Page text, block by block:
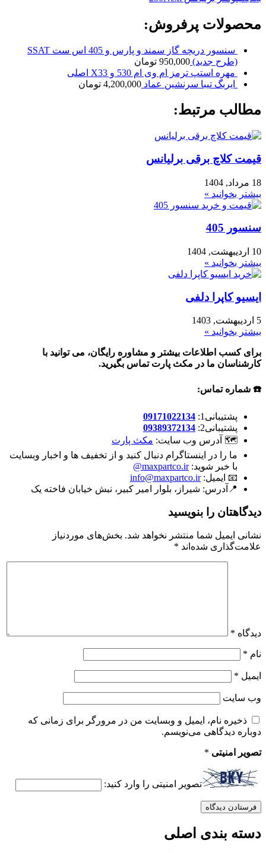
محصولات پرفروش:
سنسور دریچه گاز سمند و پارس و 405 اس ست SSAT
(طرح جدید) 950,000 تومان
مهره استپ ترمز ام وی ام 530 و X33 اصلی
ایربگ تیبا سرنشین عماد 4,200,000 تومان
مطالب مرتبط:
قیمت کلاچ برقی برلیانس
18 مرداد, 1404
بیشتر بخوانید »
سنسور 405
10 اردیبهشت, 1404
بیشتر بخوانید »
ایسیو کاپرا دلفی
5 اردیبهشت, 1403
بیشتر بخوانید »
برای کسب اطلاعات بیشتر و مشاوره رایگان، می توانید با
کارشناسان ما در مکث پارت تماس بگیرید.
☎️ شماره تماس:
پشتیبانی1:
09171022134
پشتیبانی2:
09389372134
🗺 آدرس وب سایت: مکث پارت
ما را در اینستاگرام دنبال کنید و از تخفیف ها و اخبار وبسایت
با خبر شوید:maxpartco.ir@
📧 ایمیل:info@maxpartco.ir
📍آدرس: شیراز، بلوار امیر کبیر، نبش خیابان فاخته یک
دیدگاهتان را بنویسید
نشانی ایمیل شما منتشر نخواهد شد. بخش‌های موردنیاز
علامت‌گذاری شده‌اند *
دیدگاه *
نام *
ایمیل *
وب‌ سایت
ذخیره نام، ایمیل و وبسایت من در مرورگر برای زمانی که
دوباره دیدگاهی می‌نویسم.
تصویر امنیتی *
تصویر امنیتی را وارد کنید:
دسته بندی اصلی